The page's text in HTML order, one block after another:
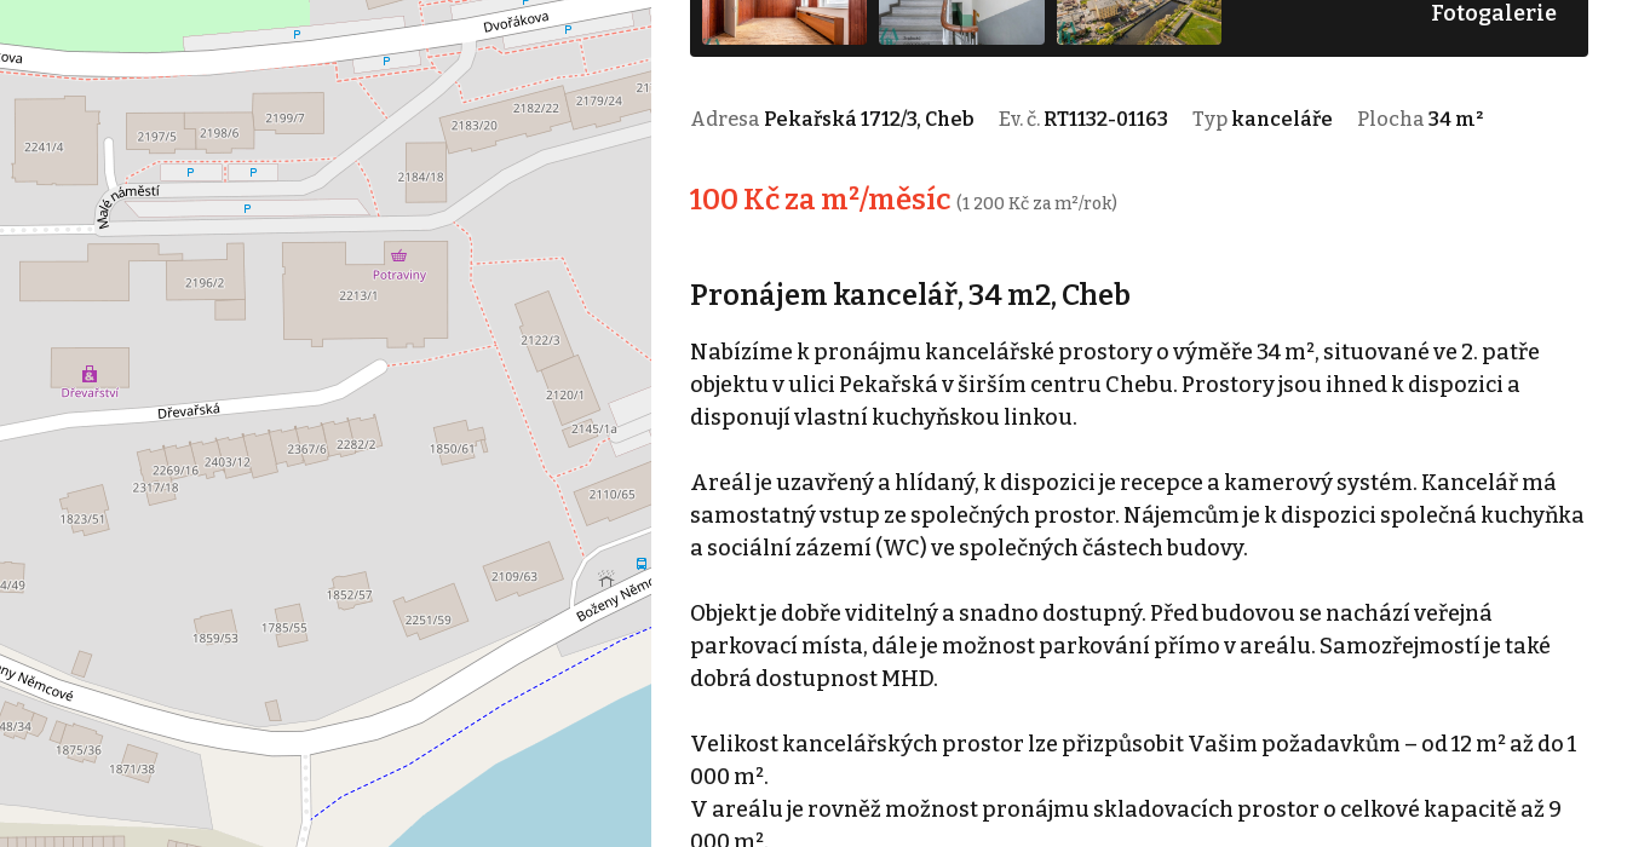
Fotogalerie
Adresa Pekařská 1712/3, Cheb Ev. č. RT1132-01163 Typ kanceláře Plocha 34 m²
100 Kč za m²/měsíc (1 200 Kč za m²/rok)
Pronájem kancelář, 34 m2, Cheb
Nabízíme k pronájmu kancelářské prostory o výměře 34 m², situované ve 2. patře
objektu v ulici Pekařská v širším centru Chebu. Prostory jsou ihned k dispozici a
disponují vlastní kuchyňskou linkou.
Areál je uzavřený a hlídaný, k dispozici je recepce a kamerový systém. Kancelář má
samostatný vstup ze společných prostor. Nájemcům je k dispozici společná kuchyňka
a sociální zázemí (WC) ve společných částech budovy.
Objekt je dobře viditelný a snadno dostupný. Před budovou se nachází veřejná
parkovací místa, dále je možnost parkování přímo v areálu. Samozřejmostí je také
dobrá dostupnost MHD.
Velikost kancelářských prostor lze přizpůsobit Vašim požadavkům – od 12 m² až do 1
000 m².
V areálu je rovněž možnost pronájmu skladovacích prostor o celkové kapacitě až 9